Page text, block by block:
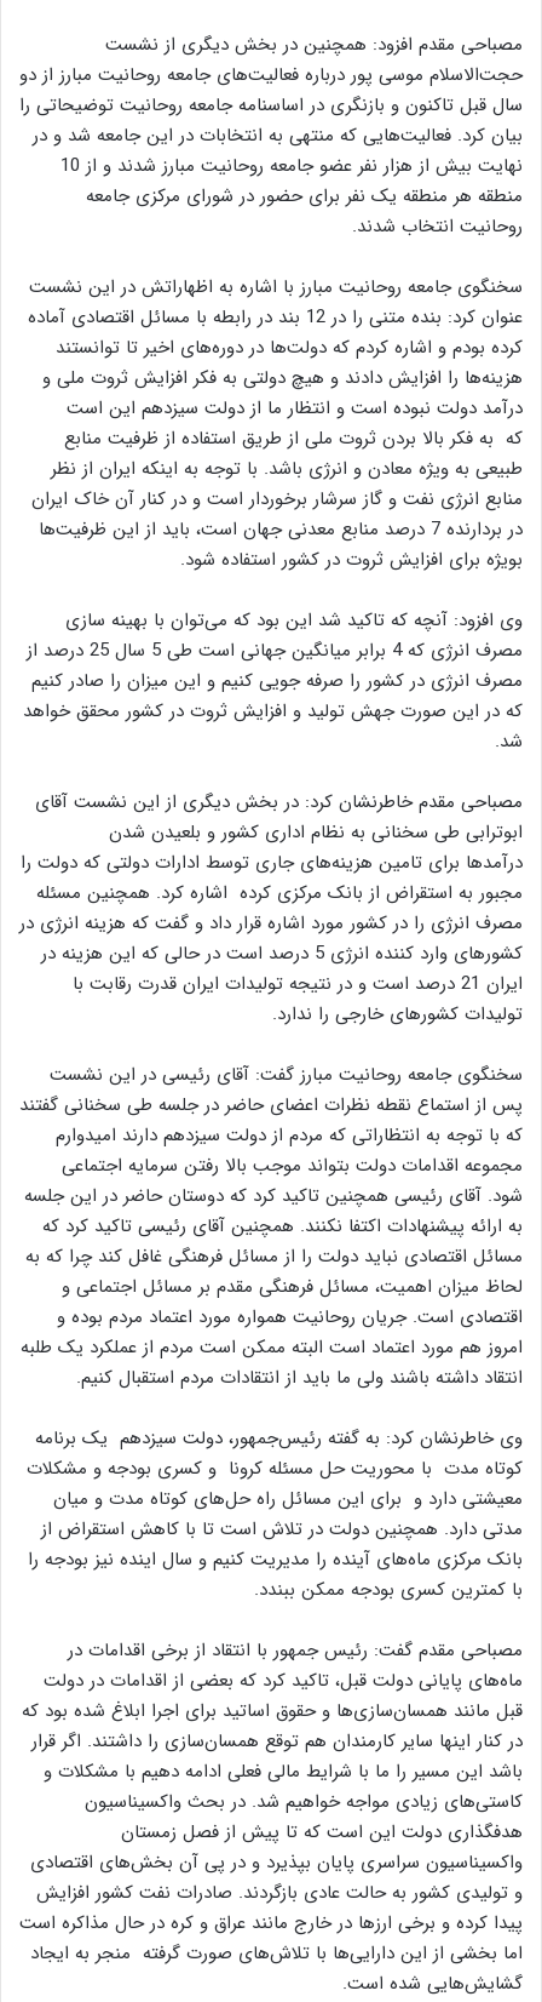
مصباحی مقدم افزود: همچنین در بخش دیگری از نشست
حجت‌الاسلام موسی پور درباره فعالیت‌های جامعه روحانیت مبارز از دو
سال قبل تاکنون و بازنگری در اساسنامه جامعه روحانیت توضیحاتی را
بیان کرد. فعالیت‌هایی که منتهی به انتخابات در این جامعه شد و در
نهایت بیش از هزار نفر عضو جامعه روحانیت مبارز شدند و از 10
منطقه هر منطقه یک نفر برای حضور در شورای مرکزی جامعه
روحانیت انتخاب شدند.
سخنگوی جامعه روحانیت مبارز با اشاره به اظهاراتش در این نشست
عنوان کرد: بنده متنی را در 12 بند در رابطه با مسائل اقتصادی آماده
کرده بودم و اشاره کردم که دولت‌ها در دوره‌های اخیر تا توانستند
هزینه‌ها را افزایش دادند و هیچ دولتی به فکر افزایش ثروت ملی و
درآمد دولت نبوده است و انتظار ما از دولت سیزدهم این است
که به فکر بالا بردن ثروت ملی از طریق استفاده از ظرفیت منابع
طبیعی به ویژه معادن و انرژی باشد. با توجه به اینکه ایران از نظر
منابع انرژی نفت و گاز سرشار برخوردار است و در کنار آن خاک ایران
در بردارنده 7 درصد منابع معدنی جهان است، باید از این ظرفیت‌ها
بویژه برای افزایش ثروت در کشور استفاده شود.
وی افزود: آنچه که تاکید شد این بود که می‌توان با بهینه سازی
مصرف انرژی که 4 برابر میانگین جهانی است طی 5 سال 25 درصد از
مصرف انرژی در کشور را صرفه جویی کنیم و این میزان را صادر کنیم
که در این صورت جهش تولید و افزایش ثروت در کشور محقق خواهد
شد.
مصباحی مقدم خاطرنشان کرد: در بخش دیگری از این نشست آقای
ابوترابی طی سخنانی به نظام اداری کشور و بلعیدن شدن
درآمدها برای تامین هزینه‌های جاری توسط ادارات دولتی که دولت را
مجبور به استقراض از بانک مرکزی کرده اشاره کرد. همچنین مسئله
مصرف انرژی را در کشور مورد اشاره قرار داد و گفت که هزینه انرژی در
کشورهای وارد کننده انرژی 5 درصد است در حالی که این هزینه در
ایران 21 درصد است و در نتیجه تولیدات ایران قدرت رقابت با
تولیدات کشورهای خارجی را ندارد.
سخنگوی جامعه روحانیت مبارز گفت: آقای رئیسی در این نشست
پس از استماع نقطه نظرات اعضای حاضر در جلسه طی سخنانی گفتند
که با توجه به انتظاراتی که مردم از دولت سیزدهم دارند امیدوارم
مجموعه اقدامات دولت بتواند موجب بالا رفتن سرمایه اجتماعی
شود. آقای رئیسی همچنین تاکید کرد که دوستان حاضر در این جلسه
به ارائه پیشنهادات اکتفا نکنند. همچنین آقای رئیسی تاکید کرد که
مسائل اقتصادی نباید دولت را از مسائل فرهنگی غافل کند چرا که به
لحاظ میزان اهمیت، مسائل فرهنگی مقدم بر مسائل اجتماعی و
اقتصادی است. جریان روحانیت همواره مورد اعتماد مردم بوده و
امروز هم مورد اعتماد است البته ممکن است مردم از عملکرد یک طلبه
انتقاد داشته باشند ولی ما باید از انتقادات مردم استقبال کنیم.
وی خاطرنشان کرد: به گفته رئیس‌جمهور، دولت سیزدهم یک برنامه
کوتاه مدت با محوریت حل مسئله کرونا و کسری بودجه و مشکلات
معیشتی دارد و برای این مسائل راه حل‌های کوتاه مدت و میان
مدتی دارد. همچنین دولت در تلاش است تا با کاهش استقراض از
بانک مرکزی ماه‌های آینده را مدیریت کنیم و سال اینده نیز بودجه را
با کمترین کسری بودجه ممکن ببندد.
مصباحی مقدم گفت: رئیس جمهور با انتقاد از برخی اقدامات در
ماه‌های پایانی دولت قبل، تاکید کرد که بعضی از اقدامات در دولت
قبل مانند همسان‌سازی‌ها و حقوق اساتید برای اجرا ابلاغ شده بود که
در کنار اینها سایر کارمندان هم توقع همسان‌سازی را داشتند. اگر قرار
باشد این مسیر را ما با شرایط مالی فعلی ادامه دهیم با مشکلات و
کاستی‌های زیادی مواجه خواهیم شد. در بحث واکسیناسیون
هدفگذاری دولت این است که تا پیش از فصل زمستان
واکسیناسیون سراسری پایان بپذیرد و در پی آن بخش‌های اقتصادی
و تولیدی کشور به حالت عادی بازگردند. صادرات نفت کشور افزایش
پیدا کرده و برخی ارزها در خارج مانند عراق و کره در حال مذاکره است
اما بخشی از این دارایی‌ها با تلاش‌های صورت گرفته منجر به ایجاد
گشایش‌هایی شده است.